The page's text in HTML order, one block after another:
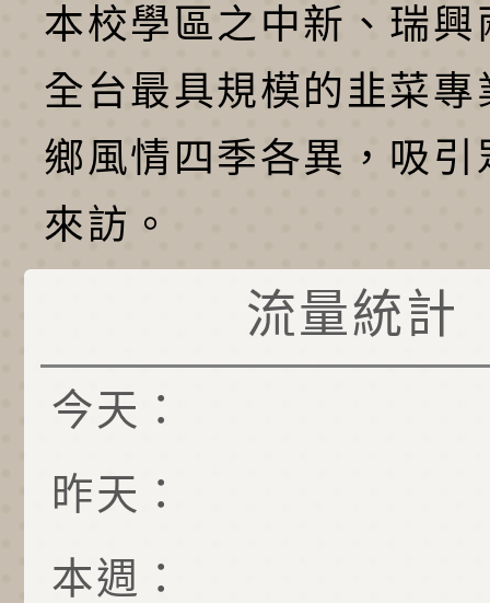
本校學區之中新、瑞興
全台最具規模的韭菜專
鄉風情四季各異，吸引
來訪。
流量統計
今天：
昨天：
本週：